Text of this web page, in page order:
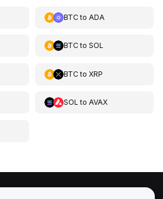
BTCto ADA
BTCto SOL
BTCto XRP
SOL to AVAX